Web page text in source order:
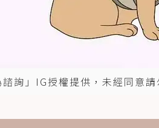
詢」IG授權提供，未經同意請